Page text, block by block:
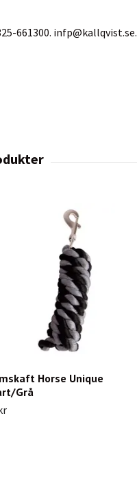
661300. infp@kallqvist.se.
Horse Unique
Grå